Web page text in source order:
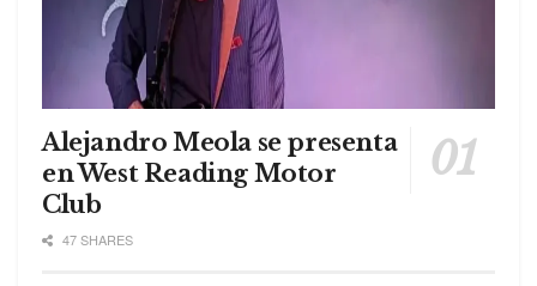
Alejandro Meola se presenta
en West Reading Motor
Club
47 SHARES